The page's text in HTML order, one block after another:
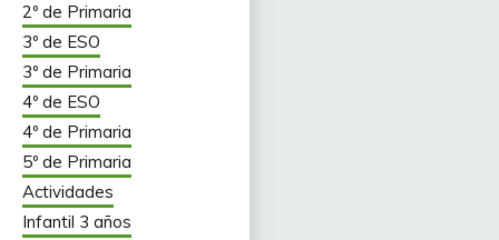
2º de Primaria
3º de ESO
3º de Primaria
4º de ESO
4º de Primaria
5º de Primaria
Actividades
Infantil 3 años